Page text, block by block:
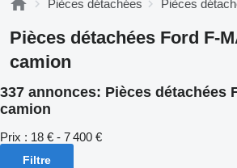
Pièces détachées Pièces
Pièces détachées Ford F-
camion
337 annonces: Pièces détachées
camion
Prix : 18 € - 7 400 €
Filtre